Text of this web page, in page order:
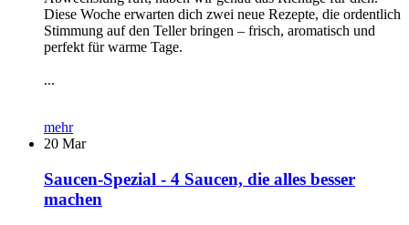
Diese Woche erwarten dich zwei neue Rezepte, die ordentlich
Stimmung auf den Teller bringen – frisch, aromatisch und
perfekt für warme Tage.
...
mehr
20 Mar
Saucen-Spezial - 4 Saucen, die alles besser
machen